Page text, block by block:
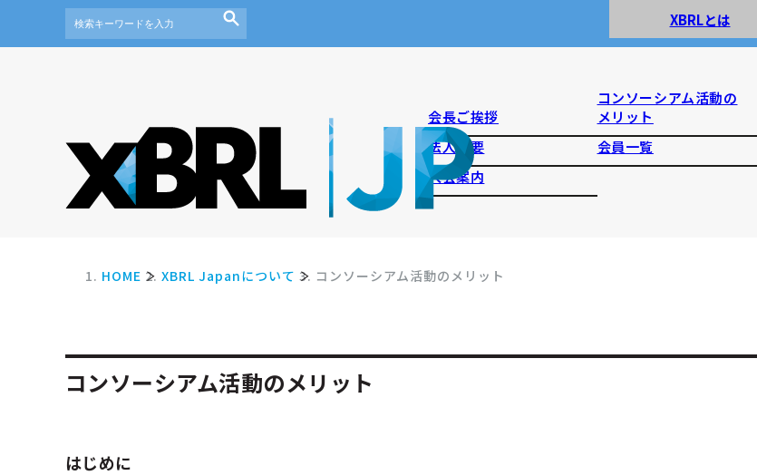
XBRLとは
会長ご挨拶
コンソーシアム活動の
メリット
法人概要
会員一覧
入会案内
HOME XBRL Japanについて コンソーシアム活動のメリット
コンソーシアム活動のメリット
はじめに